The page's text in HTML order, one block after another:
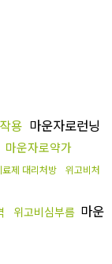
용 마운자로런닝
마운자로약가
료제 대리처방
위고비처
위고비심부름 마운